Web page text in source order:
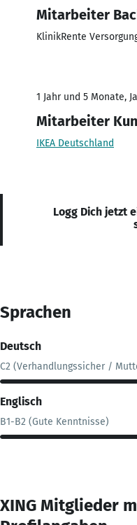
Mitarbeiter
KlinikRente
1 Jahr und 5 Monate,
Mitarbeiter
IKEA Deutschland
Logg Dich jetzt
Sprachen
Deutsch
C2 (Verhandlungssicher /
Englisch
B1-B2 (Gute Kenntnisse)
XING Mitglieder